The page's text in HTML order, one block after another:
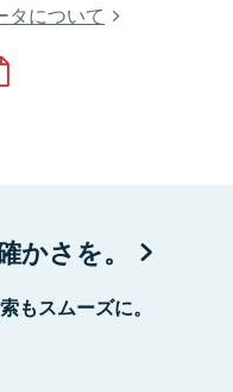
タについて
かさを。
もスムーズに。